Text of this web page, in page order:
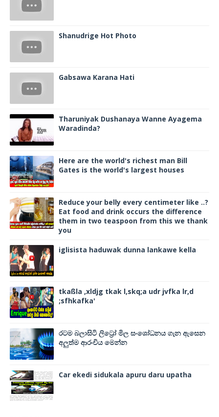
Shanudrige Hot Photo
Gabsawa Karana Hati
Tharuniyak Dushanaya Wanne Ayagema
Waradinda?
Here are the world's richest man Bill
Gates is the world's largest houses
Reduce your belly every centimeter like ..?
Eat food and drink occurs the difference
them in two teaspoon from this we thank
you
iglisista haduwak dunna lankawe kella
tkaßla ,xldjg tkak l,skq;a udr jvfka lr,d
;sfhkafka'
රටම බලාසිටි ලිට්‍රෝ මිල සංශෝධනය ගැන ඇසෙන
අලුත්ම ආරංචිය මෙන්න
Car ekedi sidukala apuru daru upatha